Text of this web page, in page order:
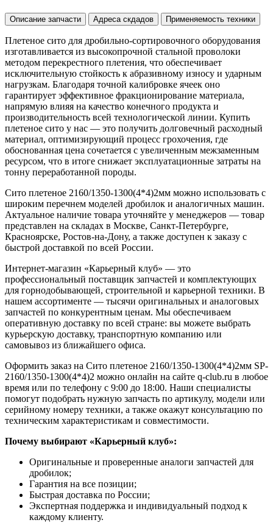
Описание запчасти Адреса скдадов Применяемость техники
Плетеное сито для дробильно-сортировочного оборудования
изготавливается из высокопрочной стальной проволоки
методом перекрестного плетения, что обеспечивает
исключительную стойкость к абразивному износу и ударным
нагрузкам. Благодаря точной калибровке ячеек оно
гарантирует эффективное фракционирование материала,
напрямую влияя на качество конечного продукта и
производительность всей технологической линии. Купить
плетеное сито у нас — это получить долговечный расходный
материал, оптимизирующий процесс грохочения, где
обоснованная цена сочетается с увеличенным межзаменным
ресурсом, что в итоге снижает эксплуатационные затраты на
тонну переработанной породы.
Сито плетеное 2160/1350-1300(4*4)2мм можно использовать с
широким перечнем моделей дробилок и аналогичных машин.
Актуальное наличие товара уточняйте у менеджеров — товар
представлен на складах в Москве, Санкт-Петербурге,
Красноярске, Ростов-на-Дону, а также доступен к заказу с
быстрой доставкой по всей России.
Интернет-магазин «Карьерный клуб» — это
профессиональный поставщик запчастей и комплектующих
для горнодобывающей, строительной и карьерной техники. В
нашем ассортименте — тысячи оригинальных и аналоговых
запчастей по конкурентным ценам. Мы обеспечиваем
оперативную доставку по всей стране: вы можете выбрать
курьерскую доставку, транспортную компанию или
самовывоз из ближайшего офиса.
Оформить заказ на Сито плетеное 2160/1350-1300(4*4)2мм SP-
2160/1350-1300(4*4)2 можно онлайн на сайте q-club.ru в любое
время или по телефону с 9:00 до 18:00. Наши специалисты
помогут подобрать нужную запчасть по артикулу, модели или
серийному номеру техники, а также окажут консультацию по
техническим характеристикам и совместимости.
Почему выбирают «Карьерный клуб»:
Оригинальные и проверенные аналоги запчастей для
дробилок;
Гарантия на все позиции;
Быстрая доставка по России;
Экспертная поддержка и индивидуальный подход к
каждому клиенту.